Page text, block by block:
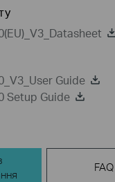
Guide
Setup Guide
FAQ